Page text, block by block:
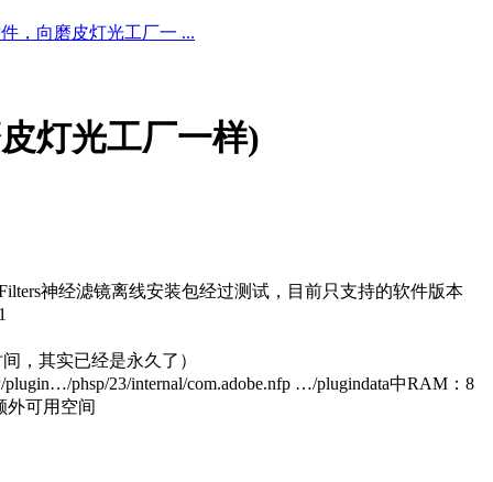
，向磨皮灯光工厂一 ...
灯光工厂一样)
神经滤镜离线安装包经过测试，目前只支持的软件版本
，其实已经是永久了）
phsp/23/internal/com.adobe.nfp …/plugindata中RAM：8
外可用空间